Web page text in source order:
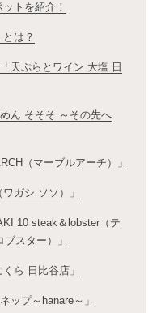
トを紹介！
は？
天ぷらとワイン 大塩 日
ん そそそ ～その先へ
（マーブルアーチ）」
ガシ ソソ）」
10 steak＆lobster（テ
スター）」
ら 日比谷店」
ップ～hanare～」